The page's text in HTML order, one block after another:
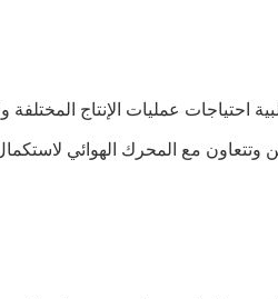
احتياجات عمليات الإنتاج
مع المحرك الهوائي